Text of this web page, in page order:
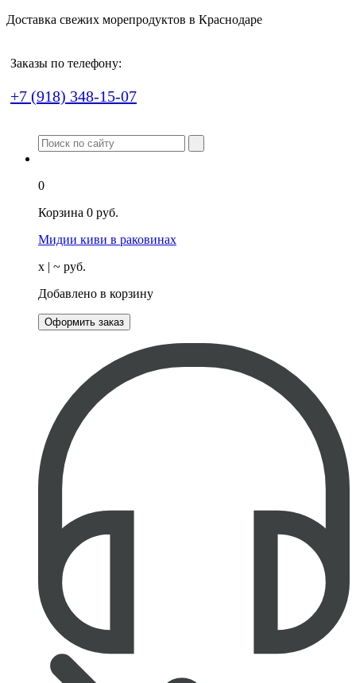
Доставка свежих морепродуктов в Краснодаре
Заказы по телефону:
+7 (918) 348-15-07
0
Корзина 0 руб.
Мидии киви в раковинах
х | ~ руб.
Добавлено в корзину
Оформить заказ